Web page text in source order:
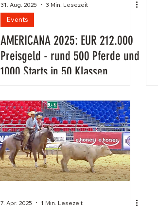
31. Aug. 2025 3 Min. Lesezeit
Events
AMERICANA 2025: EUR 212.000
Preisgeld - rund 500 Pferde und
1000 Starts in 50 Klassen
7. Apr. 2025 1 Min. Lesezeit